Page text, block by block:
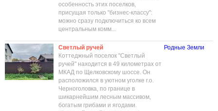
особенность этих поселков,
присущая только "бизнес-классу":
можно сразу подключиться ко всем
центральным комм...
Светлый ручей
Коттеджный поселок "Светлый
ручей" находится в 49 километрах от
МКАД по Щелковскому шоссе. Он
расположился в уютном уголке г.о.
Черноголовка, по границе в
шикарнейшим лесным массивом,
богатым грибами и ягодами.
Родные Земли